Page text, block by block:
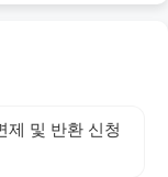
제 및 반환 신청